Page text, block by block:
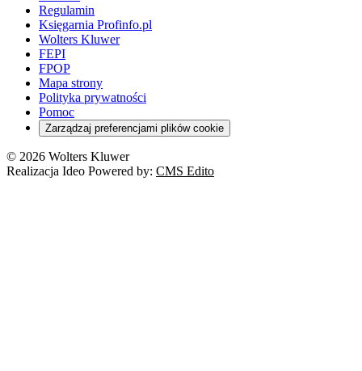
Regulamin
Księgarnia Profinfo.pl
Wolters Kluwer
FEPI
FPOP
Mapa strony
Polityka prywatności
Pomoc
Zarządzaj preferencjami plików cookie
© 2026 Wolters Kluwer
Realizacja Ideo Powered by: CMS Edito